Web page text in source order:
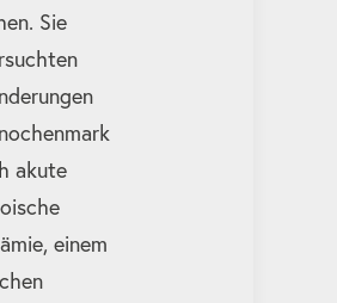
Sie
akute
einem